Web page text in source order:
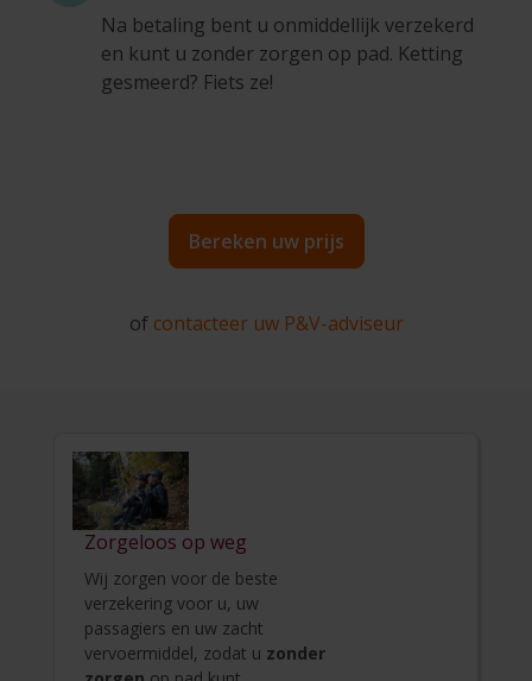
Na betaling bent u onmiddellijk verzekerd
en kunt u zonder zorgen op pad. Ketting
gesmeerd? Fiets ze!
Bereken uw prijs
of contacteer uw P&V-adviseur
Zorgeloos op weg
Wij zorgen voor de beste
verzekering voor u, uw
passagiers en uw zacht
vervoermiddel, zodat u zonder